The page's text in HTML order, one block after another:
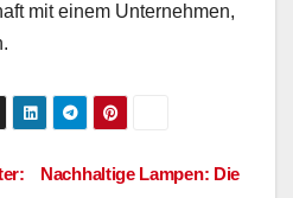
mit einem Unternehmen,
Nachhaltige Lampen: Die